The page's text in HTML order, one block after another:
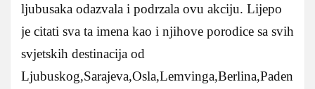
ljubusaka odazvala i podrzala ovu akciju. Lijepo
je citati sva ta imena kao i njihove porodice sa svih
svjetskih destinacija od
Ljubuskog,Sarajeva,Osla,Lemvinga,Berlina,Paden